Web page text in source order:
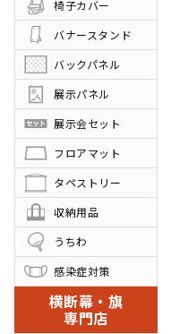
椅子カバー
バナースタンド
バックパネル
展示パネル
展示会セット
フロアマット
タペストリー
収納用品
うちわ
感染症対策
横断幕・旗
専門店